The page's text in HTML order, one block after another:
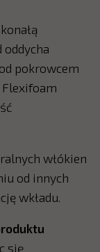
oddycha
pokrowcem
włókien
od innych
wkładu.
się